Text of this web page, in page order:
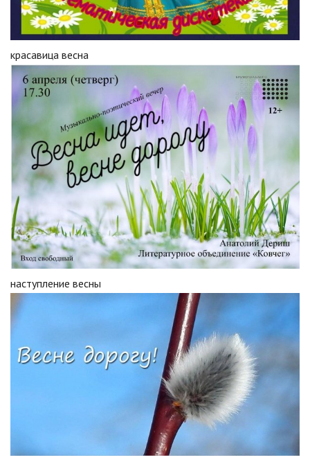
красавица весна
наступление весны